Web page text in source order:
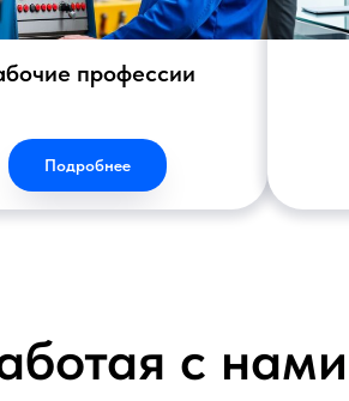
профессии
Подробнее
с нами